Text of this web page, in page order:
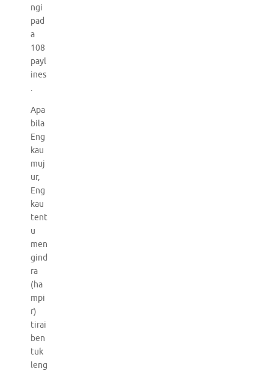
ngi
pad
a
108
payl
ines
.
Apa
bila
Eng
kau
muj
ur,
Eng
kau
tent
u
men
gind
ra
(ha
mpi
r)
tirai
ben
tuk
leng